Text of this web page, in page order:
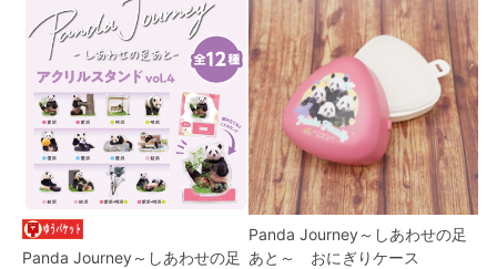
Panda Journey～しあわせの足
Panda Journey～しあわせの足
あと～ おにぎりケース